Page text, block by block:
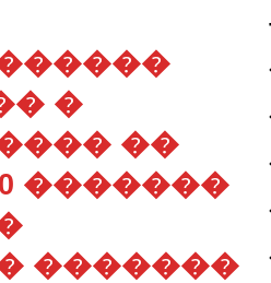
�
��
�������
�������